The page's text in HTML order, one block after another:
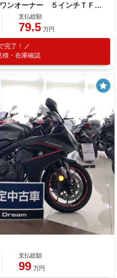
ヤマハ ＭＴ−０７ ＡＢＳ ワンオーナー ５インチＴＦＴディスプレイ フェンダーレス
支払総額
79.5 万円
完了！
積・在庫確認
支払総額
99 万円